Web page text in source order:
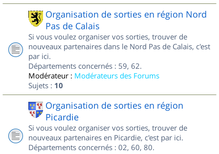
Organisation de sorties en région Nord
Pas de Calais
Si vous voulez organiser vos sorties, trouver de
nouveaux partenaires dans le Nord Pas de Calais, c'est
par ici.
Départements concernés : 59, 62.
Modérateur : Modérateurs des Forums
Sujets : 10
Organisation de sorties en région
Picardie
Si vous voulez organiser vos sorties, trouver de
nouveaux partenaires en Picardie, c'est par ici.
Départements concernés : 02, 60, 80.